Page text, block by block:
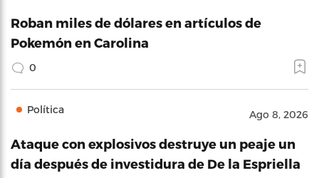
Roban miles de dólares en artículos de
Pokemón en Carolina
0
Política Ago 8, 2026
Ataque con explosivos destruye un peaje un
día después de investidura de De la Espriella